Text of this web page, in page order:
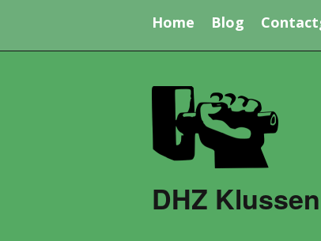
Home Blog
DHZ